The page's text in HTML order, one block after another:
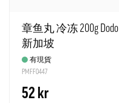
章鱼丸 冷冻 200g Dodo
新加坡
有現貨
PMFF0447
52 kr